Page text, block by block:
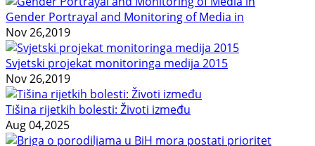
Gender Portrayal and Monitoring of Media in
Nov 26,2019
Svjetski projekat monitoringa medija 2015
Nov 26,2019
Tišina rijetkih bolesti: Životi između
Aug 04,2025